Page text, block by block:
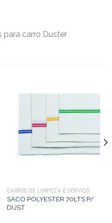
para carro Duster
CARROS DE LIMPEZA E SERVIÇO
SACO POLYESTER 70LTS P/
DUST